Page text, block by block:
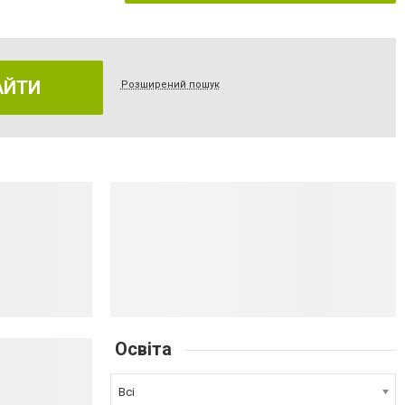
Розширений пошук
Освіта
Всі